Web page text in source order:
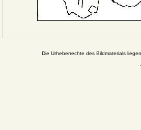
Die Urheberrechte des Bildmaterials